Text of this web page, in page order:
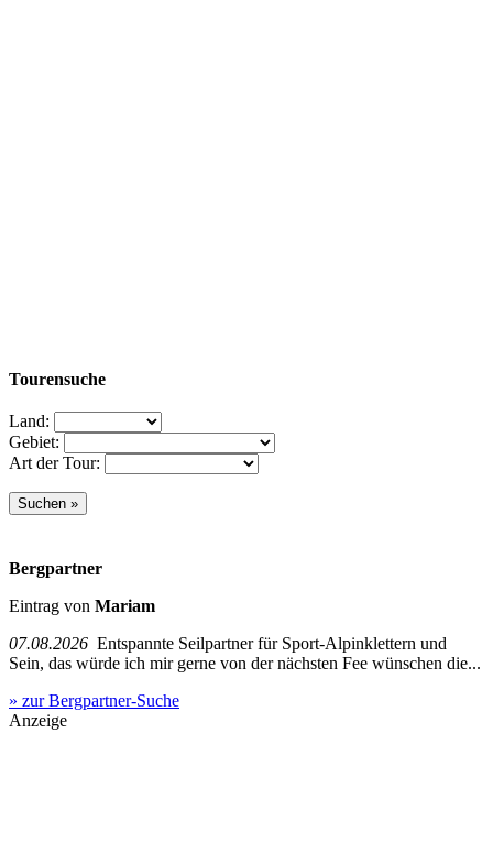
Tourensuche
Land:
Gebiet:
Art der Tour:
Bergpartner
Eintrag von Mariam
07.08.2026 Entspannte Seilpartner für Sport-Alpinklettern und
Sein, das würde ich mir gerne von der nächsten Fee wünschen die...
» zur Bergpartner-Suche
Anzeige